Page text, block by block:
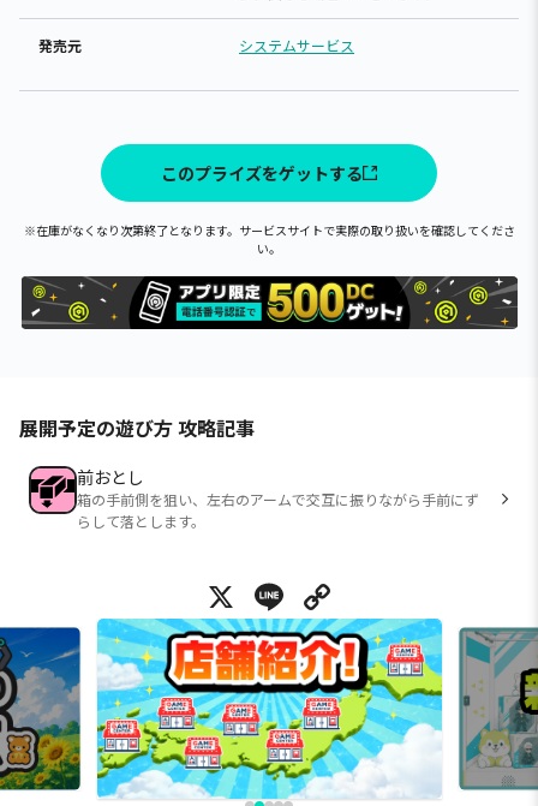
発売元 システムサービス
このプライズをゲットする
※在庫がなくなり次第終了となります。サービスサイトで実際の取り扱いを確認してくださ
い。
展開予定の遊び方 攻略記事
前おとし
箱の手前側を狙い、左右のアームで交互に振りながら手前にず
らして落とします。
X Line